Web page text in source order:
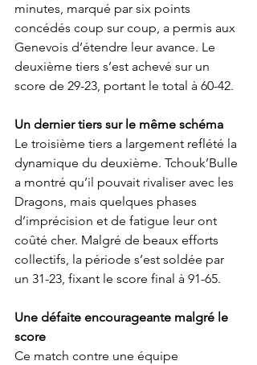
minutes, marqué par six points
concédés coup sur coup, a permis aux
Genevois d’étendre leur avance. Le
deuxième tiers s’est achevé sur un
score de 29-23, portant le total à 60-42.
Un dernier tiers sur le même schéma
Le troisième tiers a largement reflété la
dynamique du deuxième. Tchouk’Bulle
a montré qu’il pouvait rivaliser avec les
Dragons, mais quelques phases
d’imprécision et de fatigue leur ont
coûté cher. Malgré de beaux efforts
collectifs, la période s’est soldée par
un 31-23, fixant le score final à 91-65.
Une défaite encourageante malgré le
score
Ce match contre une équipe